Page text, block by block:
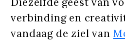
verbinding en
vandaag de ziel van